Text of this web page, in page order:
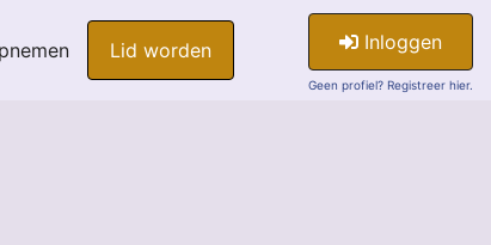
Lid worden Inloggen
Geen profiel? Registreer hier.